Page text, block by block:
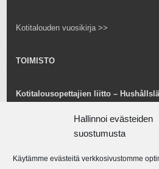
Hallinnoi evästeiden
suostumusta
Käytämme evästeitä verkkosivustomme
Kotitalouden vuosikirja >>
TOIMISTO
Kotitalousopettajien liitto –
toimisto@kotitalousopettajat.fi
Tarkko Nuutinen